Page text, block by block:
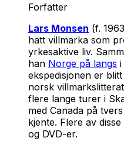
Forfatter
Lars Monsen (f.
hatt villmarka som
yrkesaktive liv.
han Norge på langs i
ekspedisjonen er
norsk
flere lange turer i
med Canada på
kjente. Flere av
og DVD-er.